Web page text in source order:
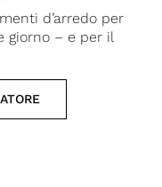
d’arredo per
giorno – e per il